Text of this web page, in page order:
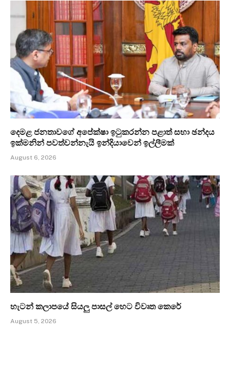
දෙමළ ජනතාවගේ අපේක්ෂා ඉටුකරන්න පළාත් සභා ඡන්දය
ඉක්මනින් පවත්වන්නැයි ඉන්දියාවෙන් ඉල්ලීමක්
August 6, 2026
හැටන් කලාපයේ සියලු පාසල් හෙට විවෘත කෙරේ
August 5, 2026